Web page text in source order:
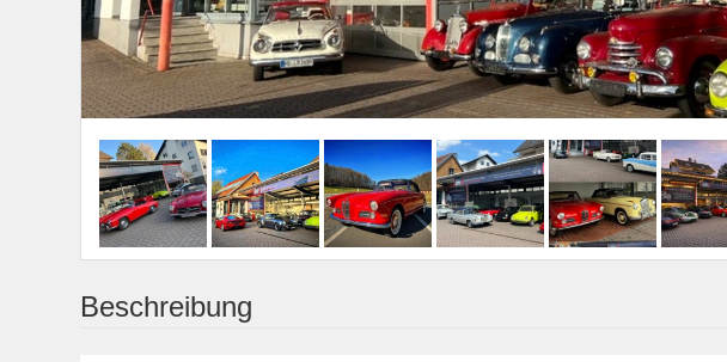
Beschreibung